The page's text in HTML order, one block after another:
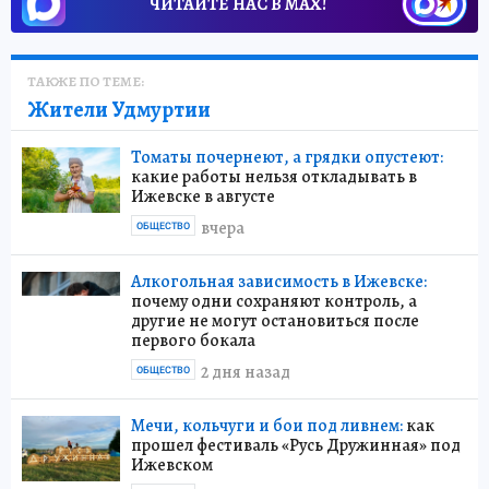
ТАКЖЕ ПО ТЕМЕ:
Жители Удмуртии
Томаты почернеют, а грядки опустеют:
какие работы нельзя откладывать в
Ижевске в августе
вчера
ОБЩЕСТВО
Алкогольная зависимость в Ижевске:
почему одни сохраняют контроль, а
другие не могут остановиться после
первого бокала
2 дня назад
ОБЩЕСТВО
Мечи, кольчуги и бои под ливнем:как
прошел фестиваль «Русь Дружинная» под
Ижевском